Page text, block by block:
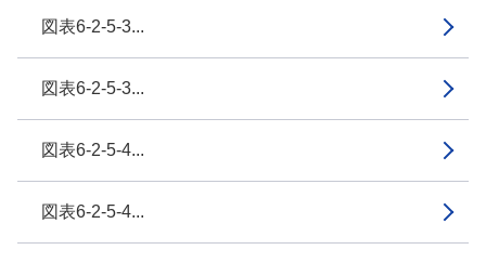
図表6-2-5-3...
図表6-2-5-3...
図表6-2-5-4...
図表6-2-5-4...